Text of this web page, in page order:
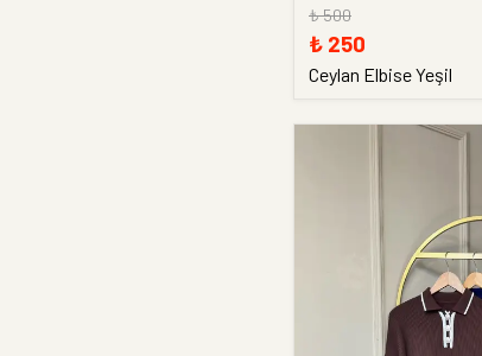
₺ 500
₺ 250
Ceylan Elbise Yeşil